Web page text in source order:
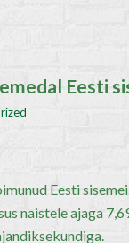
Eesti
Eesti
naistele ajaga